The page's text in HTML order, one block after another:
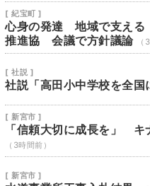
[ 紀宝町 ]
心身の発達 地域で支え
推進協 会議で方針議論
（
[ 社説 ]
社説「高田小中学校を全国
[ 新宮市 ]
「信頼大切に成長を」 キ
（3時間前）
[ 新宮市 ]